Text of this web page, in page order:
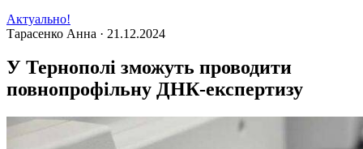
Актуально!
Тарасенко Анна · 21.12.2024
У Тернополі зможуть проводити
повнопрофільну ДНК-експертизу